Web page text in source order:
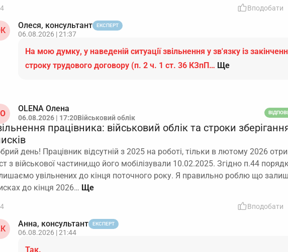
4 Вподобати
Олеся, консультант ЕКСПЕРТ
06.08.2026 | 21:37
На мою думку, у наведеній ситуації звільнення у зв'язку із
строку трудового договору (п. 2 ч. 1 ст. 36 КЗпП… Ще
OLENA Олена
06.08.2026 | 17:20Військовий облік
працівника: військовий облік та строки
день! Працівник відсутній з 2025 на роботі, тільки в лютому 2026
з військової частини,що його мобілізували 10.02.2025. Згідно п.44
увільнених до кінця поточного року. Я правильно роблю що
до кінця 2026…
4 Вподобати
Анна, консультант ЕКСПЕРТ
06.08.2026 | 21:44
Так.